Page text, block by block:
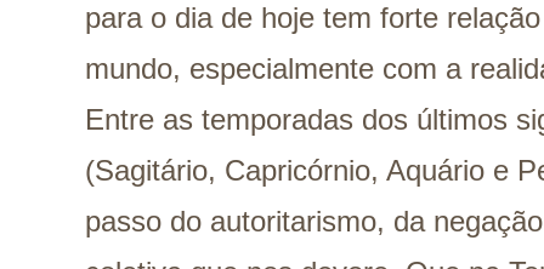
para o dia de hoje tem forte
mundo, especialmente com a
Entre as temporadas dos últimos
(Sagitário, Capricórnio, Aquário e
passo do autoritarismo, da